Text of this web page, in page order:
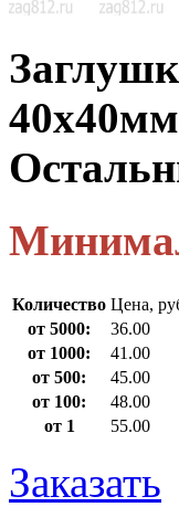
Количество Цена,
от 5000:
36.00
от 1000:
41.00
от 500:
45.00
от 100:
48.00
от 1
55.00
Заказать